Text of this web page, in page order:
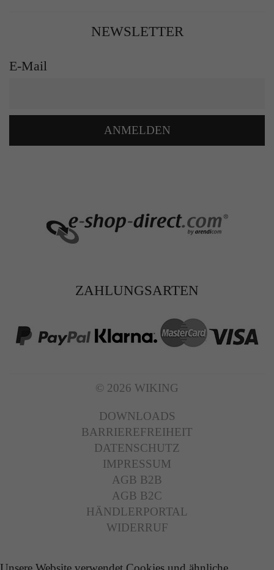
NEWSLETTER
E-Mail
ANMELDEN
ZAHLUNGSARTEN
© 2026 WIKING
DOWNLOADS
BARRIEREFREIHEIT
DATENSCHUTZ
IMPRESSUM
AGB B2B
AGB B2C
HÄNDLERPORTAL
WIDERRUF